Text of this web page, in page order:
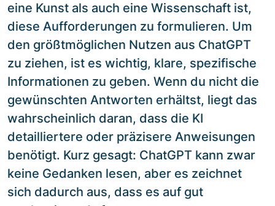
eine Kunst als auch eine Wissenschaft ist,
diese Aufforderungen zu formulieren. Um
den größtmöglichen Nutzen aus ChatGPT
zu ziehen, ist es wichtig, klare, spezifische
Informationen zu geben. Wenn du nicht die
gewünschten Antworten erhältst, liegt das
wahrscheinlich daran, dass die KI
detailliertere oder präzisere Anweisungen
benötigt. Kurz gesagt: ChatGPT kann zwar
keine Gedanken lesen, aber es zeichnet
sich dadurch aus, dass es auf gut